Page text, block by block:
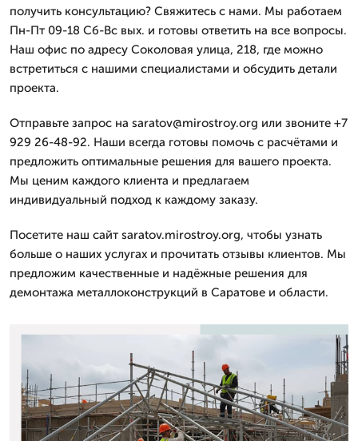
получить консультацию? Свяжитесь с нами. Мы работаем
Пн-Пт 09-18 Сб-Вс вых. и готовы ответить на все вопросы.
Наш офис по адресу Соколовая улица, 218, где можно
встретиться с нашими специалистами и обсудить детали
проекта.
Отправьте запрос на saratov@mirostroy.org или звоните +7
929 26-48-92. Наши всегда готовы помочь с расчётами и
предложить оптимальные решения для вашего проекта.
Мы ценим каждого клиента и предлагаем
индивидуальный подход к каждому заказу.
Посетите наш сайт saratov.mirostroy.org, чтобы узнать
больше о наших услугах и прочитать отзывы клиентов. Мы
предложим качественные и надёжные решения для
демонтажа металлоконструкций в Саратове и области.